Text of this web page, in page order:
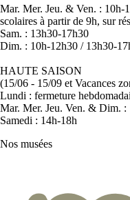
Mar. Mer. Jeu. & Ven. : 10h-
scolaires à partir de 9h, sur
Sam. : 13h30-17h30
Dim. : 10h-12h30 / 13h30-
HAUTE SAISON
(15/06 - 15/09 et Vacances
Lundi : fermeture
Mar. Mer. Jeu. Ven. & Dim. :
Samedi : 14h-18h
Nos musées